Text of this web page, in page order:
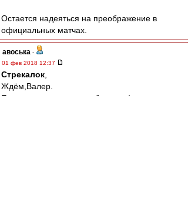
Остается надеяться на преображение в
официальных матчах.
авоська -
01 фев 2018 12:37
Стрекалок
Ждём,Валер.
Если окажется столпом буду рад)